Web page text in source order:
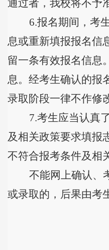
通过者，我校将不予
6.报名期间，考
息或重新填报报名信
留一条有效报名信息
息。经考生确认的报
录取阶段一律不作修
7.考生应当认真
及相关政策要求填报
不符合报考条件及相
不能网上确认、
或录取的，后果由考